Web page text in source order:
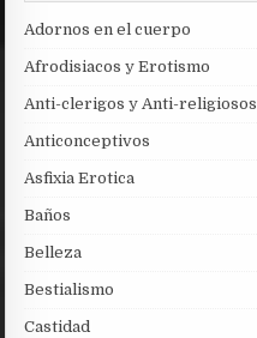
Adornos en el cuerpo
Afrodisiacos y Erotismo
Anti-clerigos y Anti-religiosos
Anticonceptivos
Asfixia Erotica
Baños
Belleza
Bestialismo
Castidad